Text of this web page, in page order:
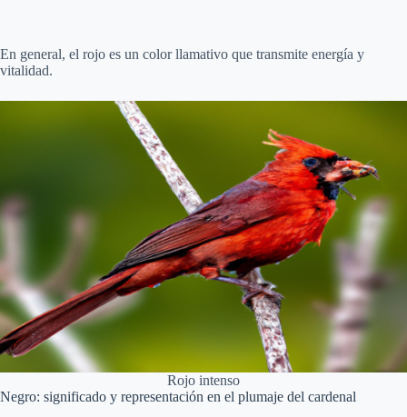
En general, el rojo es un color llamativo que transmite energía y
vitalidad.
Rojo intenso
Negro: significado y representación en el plumaje del cardenal